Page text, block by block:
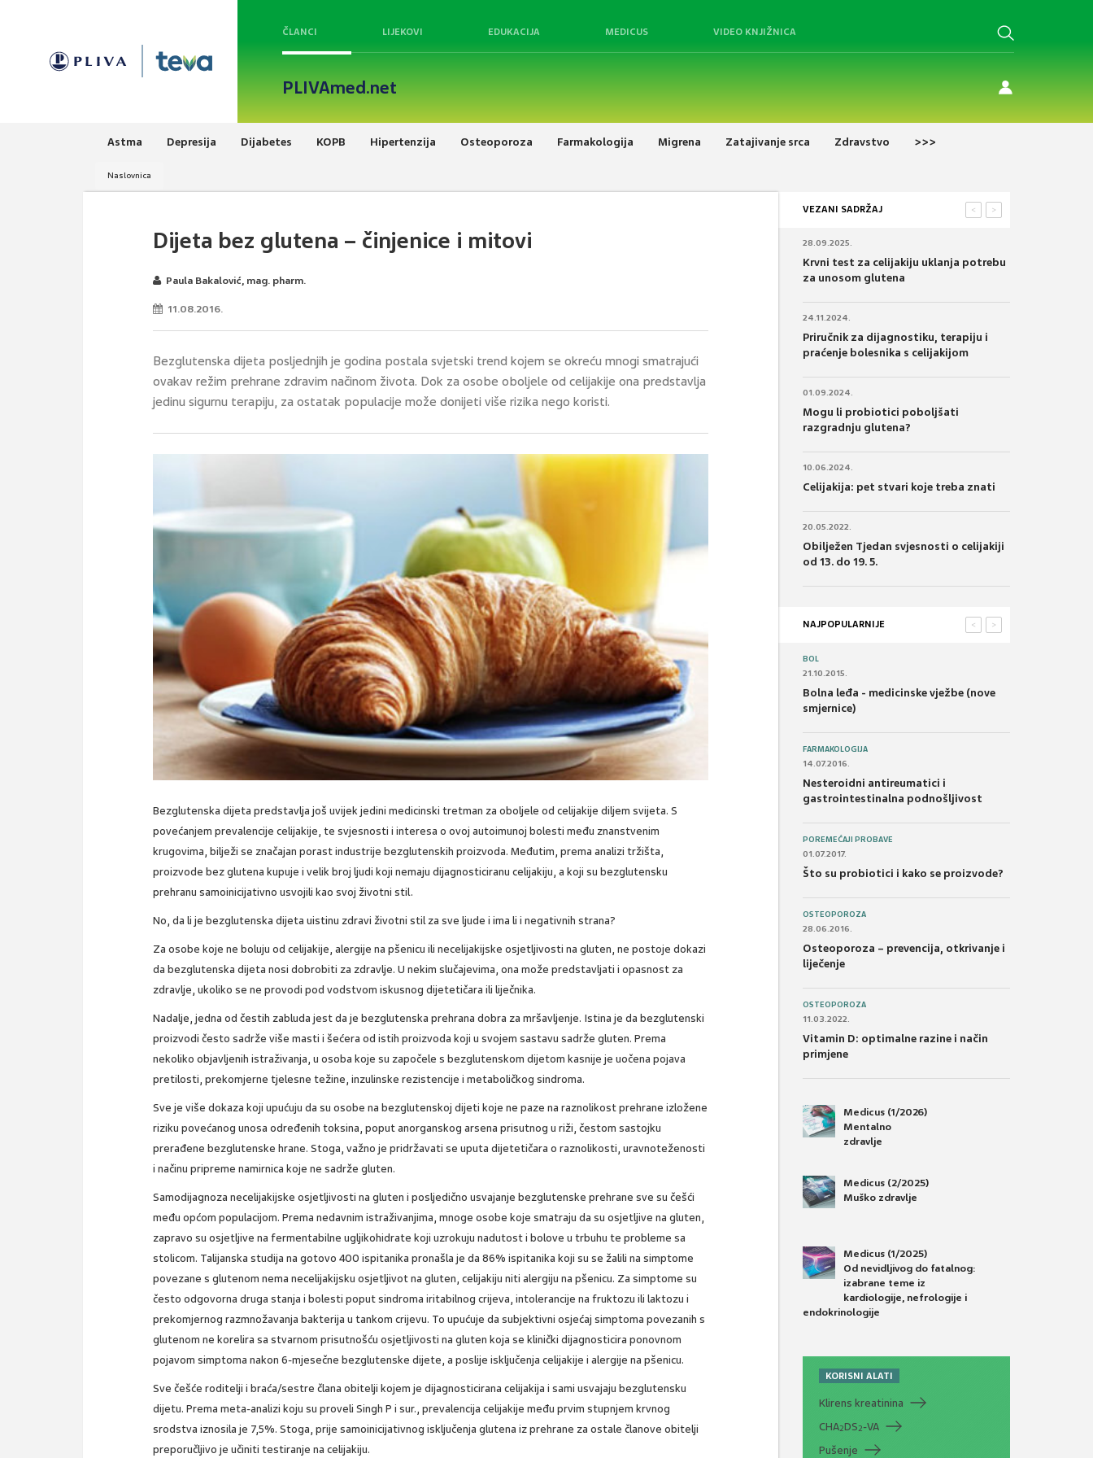
ČLANCI LIJEKOVI EDUKACIJA MEDICUS VIDEO KNJIŽNICA
PLIVAmed.net
Astma Depresija Dijabetes KOPB Hipertenzija Osteoporoza Farmakologija Migrena Zatajivanje srca Zdravstvo >>>
Naslovnica
Dijeta bez glutena – činjenice i mitovi
Paula Bakalović, mag. pharm.
11.08.2016.
Bezglutenska dijeta posljednjih je godina postala svjetski trend kojem se okreću mnogi smatrajući
ovakav režim prehrane zdravim načinom života. Dok za osobe oboljele od celijakije ona predstavlja
jedinu sigurnu terapiju, za ostatak populacije može donijeti više rizika nego koristi.
Bezglutenska dijeta predstavlja još uvijek jedini medicinski tretman za oboljele od celijakije diljem svijeta. S
povećanjem prevalencije celijakije, te svjesnosti i interesa o ovoj autoimunoj bolesti među znanstvenim
krugovima, bilježi se značajan porast industrije bezglutenskih proizvoda. Međutim, prema analizi tržišta,
proizvode bez glutena kupuje i velik broj ljudi koji nemaju dijagnosticiranu celijakiju, a koji su bezglutensku
prehranu samoinicijativno usvojili kao svoj životni stil.
No, da li je bezglutenska dijeta uistinu zdravi životni stil za sve ljude i ima li i negativnih strana?
Za osobe koje ne boluju od celijakije, alergije na pšenicu ili necelijakijske osjetljivosti na gluten, ne postoje dokazi
da bezglutenska dijeta nosi dobrobiti za zdravlje. U nekim slučajevima, ona može predstavljati i opasnost za
zdravlje, ukoliko se ne provodi pod vodstvom iskusnog dijetetičara ili liječnika.
Nadalje, jedna od čestih zabluda jest da je bezglutenska prehrana dobra za mršavljenje. Istina je da bezglutenski
proizvodi često sadrže više masti i šećera od istih proizvoda koji u svojem sastavu sadrže gluten. Prema
nekoliko objavljenih istraživanja, u osoba koje su započele s bezglutenskom dijetom kasnije je uočena pojava
pretilosti, prekomjerne tjelesne težine, inzulinske rezistencije i metaboličkog sindroma.
Sve je više dokaza koji upućuju da su osobe na bezglutenskoj dijeti koje ne paze na raznolikost prehrane izložene
riziku povećanog unosa određenih toksina, poput anorganskog arsena prisutnog u riži, čestom sastojku
prerađene bezglutenske hrane. Stoga, važno je pridržavati se uputa dijetetičara o raznolikosti, uravnoteženosti
i načinu pripreme namirnica koje ne sadrže gluten.
Samodijagnoza necelijakijske osjetljivosti na gluten i posljedično usvajanje bezglutenske prehrane sve su češći
među općom populacijom. Prema nedavnim istraživanjima, mnoge osobe koje smatraju da su osjetljive na gluten,
zapravo su osjetljive na fermentabilne ugljikohidrate koji uzrokuju nadutost i bolove u trbuhu te probleme sa
stolicom. Talijanska studija na gotovo 400 ispitanika pronašla je da 86% ispitanika koji su se žalili na simptome
povezane s glutenom nema necelijakijsku osjetljivot na gluten, celijakiju niti alergiju na pšenicu. Za simptome su
često odgovorna druga stanja i bolesti poput sindroma iritabilnog crijeva, intolerancije na fruktozu ili laktozu i
prekomjernog razmnožavanja bakterija u tankom crijevu. To upućuje da subjektivni osjećaj simptoma povezanih s
glutenom ne korelira sa stvarnom prisutnošću osjetljivosti na gluten koja se klinički dijagnosticira ponovnom
pojavom simptoma nakon 6-mjesečne bezglutenske dijete, a poslije isključenja celijakije i alergije na pšenicu.
Sve češće roditelji i braća/sestre člana obitelji kojem je dijagnosticirana celijakija i sami usvajaju bezglutensku
dijetu. Prema meta-analizi koju su proveli Singh P i sur., prevalencija celijakije među prvim stupnjem krvnog
srodstva iznosila je 7,5%. Stoga, prije samoinicijativnog isključenja glutena iz prehrane za ostale članove obitelji
preporučljivo je učiniti testiranje na celijakiju.
VEZANI SADRŽAJ >
<
28.09.2025.
Krvni test za celijakiju uklanja potrebu
za unosom glutena
24.11.2024.
Priručnik za dijagnostiku, terapiju i
praćenje bolesnika s celijakijom
01.09.2024.
Mogu li probiotici poboljšati
razgradnju glutena?
10.06.2024.
Celijakija: pet stvari koje treba znati
20.05.2022.
Obilježen Tjedan svjesnosti o celijakiji
od 13. do 19. 5.
NAJPOPULARNIJE >
<
BOL
21.10.2015.
Bolna leđa - medicinske vježbe (nove
smjernice)
FARMAKOLOGIJA
14.07.2016.
Nesteroidni antireumatici i
gastrointestinalna podnošljivost
POREMEĆAJI PROBAVE
01.07.2017.
Što su probiotici i kako se proizvode?
OSTEOPOROZA
28.06.2016.
Osteoporoza – prevencija, otkrivanje i
liječenje
OSTEOPOROZA
11.03.2022.
Vitamin D: optimalne razine i način
primjene
Medicus (1/2026)
Mentalno
zdravlje
Medicus (2/2025)
Muško zdravlje
Medicus (1/2025)
Od nevidljivog do fatalnog:
izabrane teme iz
kardiologije, nefrologije i
endokrinologije
KORISNI ALATI
Klirens kreatinina
CHA2DS2-VA
Pušenje